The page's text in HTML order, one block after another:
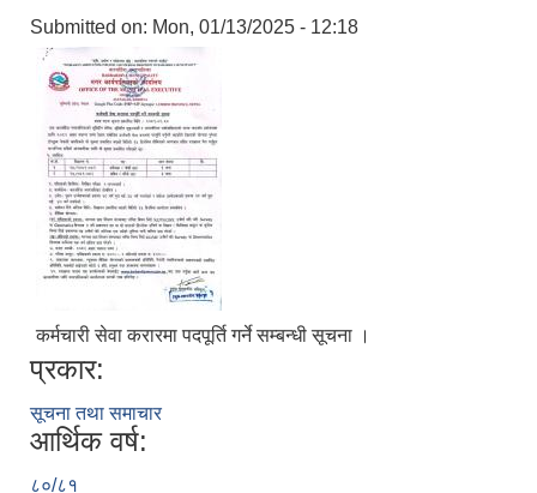
Submitted on: Mon, 01/13/2025 - 12:18
कर्मचारी सेवा करारमा पदपूर्ति गर्ने सम्बन्धी सूचना ।
प्रकार:
सूचना तथा समाचार
आर्थिक वर्ष:
८०/८१